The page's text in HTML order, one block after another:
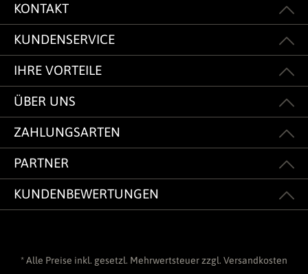
KONTAKT
KUNDENSERVICE
IHRE VORTEILE
ÜBER UNS
ZAHLUNGSARTEN
PARTNER
KUNDENBEWERTUNGEN
* Alle Preise inkl. gesetzl. Mehrwertsteuer zzgl. Versandkosten